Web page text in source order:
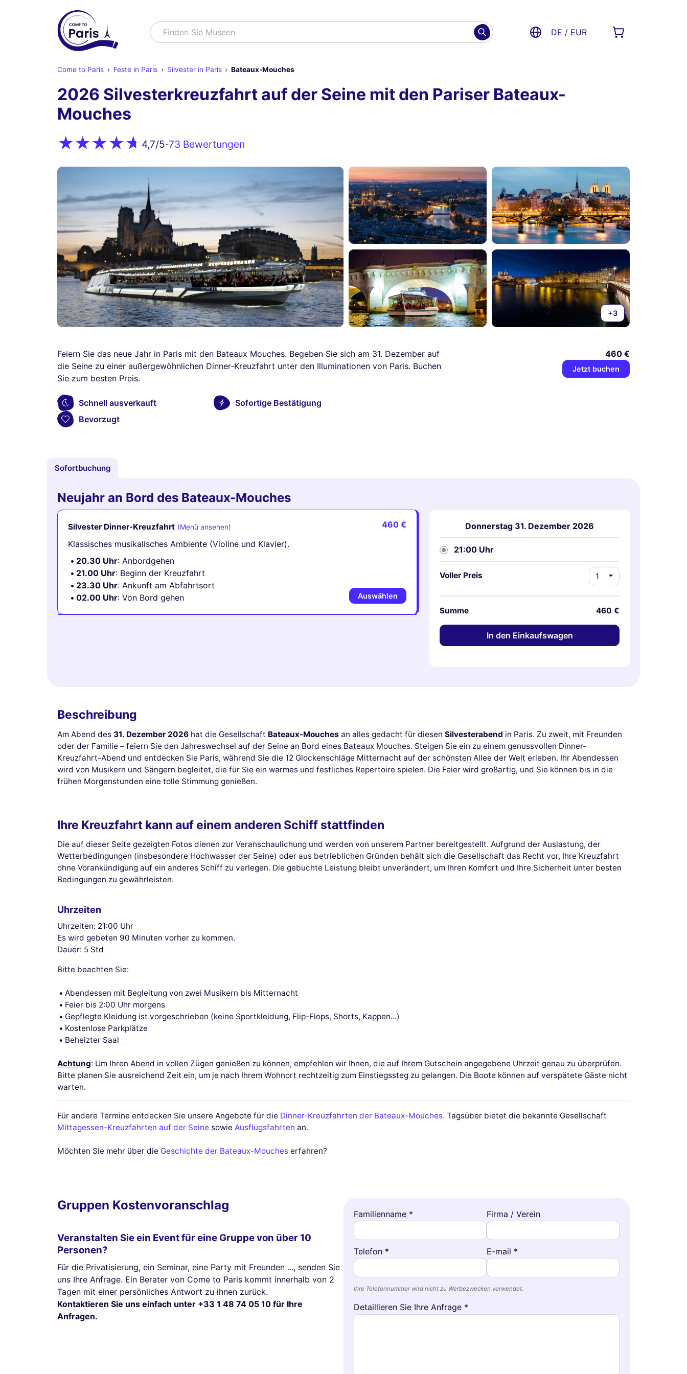
SuchenFinden S DE / EUR
Come to Paris Feste in Paris Silvester in Paris Bateaux-Mouches
2026 Silvesterkreuzfahrt auf der Seine mit den Pariser Bateaux-
Mouches
4,7/5-73 Bewertungen
+3
Feiern Sie das neue Jahr in Paris mit den Bateaux Mouches. Begeben Sie sich am 31. Dezember auf
die Seine zu einer außergewöhnlichen Dinner-Kreuzfahrt unter den Illuminationen von Paris. Buchen
Sie zum besten Preis.
Schnell ausverkauft
Sofortige Bestätigung
Bevorzugt
460 €
Jetzt buchen
Sofortbuchung
Neujahr an Bord des Bateaux-Mouches
Silvester Dinner-Kreuzfahrt (Menü ansehen)
Klassisches musikalisches Ambiente (Violine und Klavier).
20.30 Uhr: Anbordgehen
21.00 Uhr: Beginn der Kreuzfahrt
23.30 Uhr: Ankunft am Abfahrtsort
02.00 Uhr: Von Bord gehen
460 €
Auswählen
Donnerstag 31. Dezember 2026
21:00 Uhr
Voller Preis
Summe 460 €
In den Einkaufswagen
Beschreibung
Am Abend des 31. Dezember 2026 hat die Gesellschaft Bateaux-Mouches an alles gedacht für diesen Silvesterabend in Paris. Zu zweit, mit Freunden
oder der Familie – feiern Sie den Jahreswechsel auf der Seine an Bord eines Bateaux Mouches. Steigen Sie ein zu einem genussvollen Dinner-
Kreuzfahrt-Abend und entdecken Sie Paris, während Sie die 12 Glockenschläge Mitternacht auf der schönsten Allee der Welt erleben. Ihr Abendessen
wird von Musikern und Sängern begleitet, die für Sie ein warmes und festliches Repertoire spielen. Die Feier wird großartig, und Sie können bis in die
frühen Morgenstunden eine tolle Stimmung genießen.
Ihre Kreuzfahrt kann auf einem anderen Schiff stattfinden
Die auf dieser Seite gezeigten Fotos dienen zur Veranschaulichung und werden von unserem Partner bereitgestellt. Aufgrund der Auslastung, der
Wetterbedingungen (insbesondere Hochwasser der Seine) oder aus betrieblichen Gründen behält sich die Gesellschaft das Recht vor, Ihre Kreuzfahrt
ohne Vorankündigung auf ein anderes Schiff zu verlegen. Die gebuchte Leistung bleibt unverändert, um Ihren Komfort und Ihre Sicherheit unter besten
Bedingungen zu gewährleisten.
Uhrzeiten
Uhrzeiten: 21:00 Uhr
Es wird gebeten 90 Minuten vorher zu kommen.
Dauer: 5 Std
Bitte beachten Sie:
Abendessen mit Begleitung von zwei Musikern bis Mitternacht
Feier bis 2:00 Uhr morgens
Gepflegte Kleidung ist vorgeschrieben (keine Sportkleidung, Flip-Flops, Shorts, Kappen...)
Kostenlose Parkplätze
Beheizter Saal
Achtung: Um Ihren Abend in vollen Zügen genießen zu können, empfehlen wir Ihnen, die auf Ihrem Gutschein angegebene Uhrzeit genau zu überprüfen.
Bitte planen Sie ausreichend Zeit ein, um je nach Ihrem Wohnort rechtzeitig zum Einstiegssteg zu gelangen. Die Boote können auf verspätete Gäste nicht
warten.
Für andere Termine entdecken Sie unsere Angebote für die Dinner-Kreuzfahrten der Bateaux-Mouches. Tagsüber bietet die bekannte Gesellschaft
Mittagessen-Kreuzfahrten auf der Seine sowie Ausflugsfahrten an.
Möchten Sie mehr über die Geschichte der Bateaux-Mouches erfahren?
Gruppen Kostenvoranschlag
Veranstalten Sie ein Event für eine Gruppe von über 10
Personen?
Für die Privatisierung, ein Seminar, eine Party mit Freunden ..., senden Sie
uns Ihre Anfrage. Ein Berater von Come to Paris kommt innerhalb von 2
Tagen mit einer persönliches Antwort zu ihnen zurück.
Kontaktieren Sie uns einfach unter +33 1 48 74 05 10 für Ihre
Anfragen.
Familienname * Firma / Verein
Telefon * E-mail *
Ihre Telefonnummer wird nicht zu Werbezwecken verwendet.
Detaillieren Sie Ihre Anfrage *